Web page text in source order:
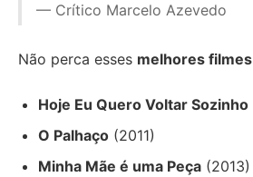
— Crítico Marcelo Azevedo
Não perca esses melhores filmes
Hoje Eu Quero Voltar Sozinho
O Palhaço (2011)
Minha Mãe é uma Peça (2013)